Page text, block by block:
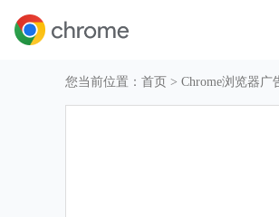
您当前位置： 首页 > Chrome浏览器